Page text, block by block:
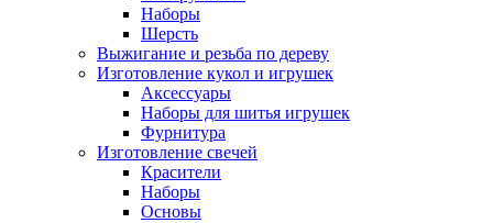
Наборы
Шерсть
Выжигание и резьба по дереву
Изготовление кукол и игрушек
Аксессуары
Наборы для шитья игрушек
Фурнитура
Изготовление свечей
Красители
Наборы
Основы